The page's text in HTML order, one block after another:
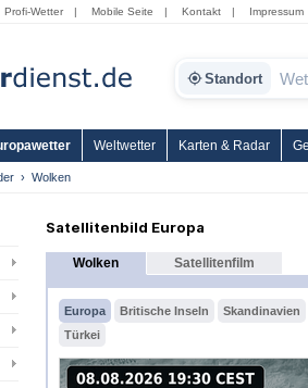
Profi-Wetter | Mobile Seite | Kontakt | Impressum
Standort
Weltwetter Karten & Radar
Wolken
Satellitenbild Europa
Wolken Satellitenfilm
Europa Britische Inseln
Skandinavien
Türkei